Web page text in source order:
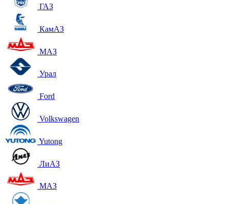
ГАЗ
КамАЗ
МАЗ
Урал
Ford
Volkswagen
Yutong
ЛиАЗ
МАЗ